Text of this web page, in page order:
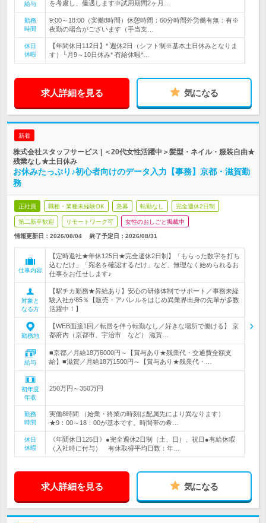
給与
を考慮し、優遇します※試用期間2ヶ月…
勤務
時間
9:00～18:00（実働8時間）休憩時間：60分時間外労働有無：有※
夜勤の場合がございます（手当支…
休日
休暇
【年間休日112日】* 週休2日（シフト制※基本土日休みとなりま
す）└月9～10日休み* 有給休暇*…
求人詳細を見る 気になる
新着
株式会社スタッフサービス | ＜20代女性活躍中＞髪型・ネイル・服装自由★
残業なし★土日休み
お休みたっぷり♪初心者向けのデータ入力【事務】京都・滋賀勤
務
正社員 職種・業種未経験OK 急募 転勤なし 完全週休2日制
第二新卒歓迎 リモートワーク可 女性のおしごと掲載中
情報更新日：2026/08/04 終了予定日： 2026/08/31
仕事内容
【定時退社★年休125日★完全週休2日制】「もらった数字を打ち
込むだけ」「宛名を確認するだけ」など、無理なく始められるお
仕事をお任せします♪
対象と
なる方
【駅チカ勤務★昇給あり】安心の研修体制でサポート／事務未経
験入社が85％【販売・アパレルをはじめ異業界出身の先輩が多数
活躍中！】
勤務地
【WEB面接1回／転居を伴う転勤なし／好きな場所で働ける】 京
都府内（京都市、宇治市 など） 滋賀…
給与
■京都／月給18万6000円～【賞与あり★残業代・交通費全額支
給】■滋賀／月給18万1500円～【賞与あり★残業代・…
初年度
年収
250万円～350万円
勤務
時間
実働8時間 （始業・終業の時刻は配属先により異なります）
★9：00～18：00が基本です。時間帯の希…
休日
休暇
《年間休日125日》●完全週休2日制（土、日）、祝日●有給休暇
（入社時に付与） 有休取得平均日数：年…
求人詳細を見る 気になる